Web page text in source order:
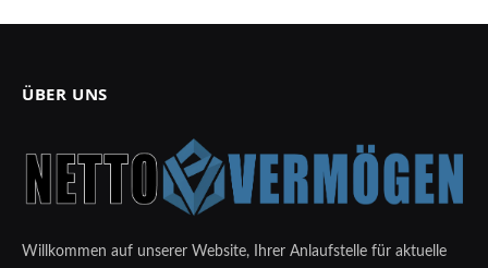
ÜBER UNS
Willkommen auf unserer Website, Ihrer Anlaufstelle für aktuelle